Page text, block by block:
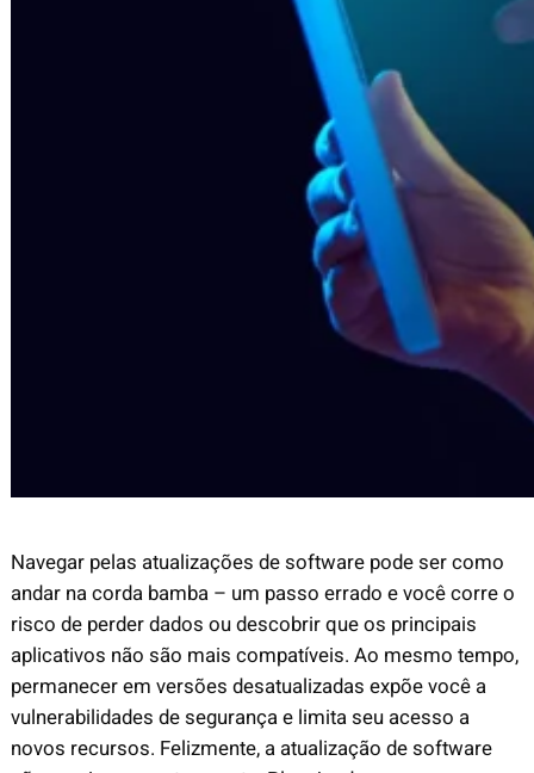
Navegar pelas atualizações de software pode ser como
andar na corda bamba – um passo errado e você corre o
risco de perder dados ou descobrir que os principais
aplicativos não são mais compatíveis. Ao mesmo tempo,
permanecer em versões desatualizadas expõe você a
vulnerabilidades de segurança e limita seu acesso a
novos recursos. Felizmente, a atualização de software